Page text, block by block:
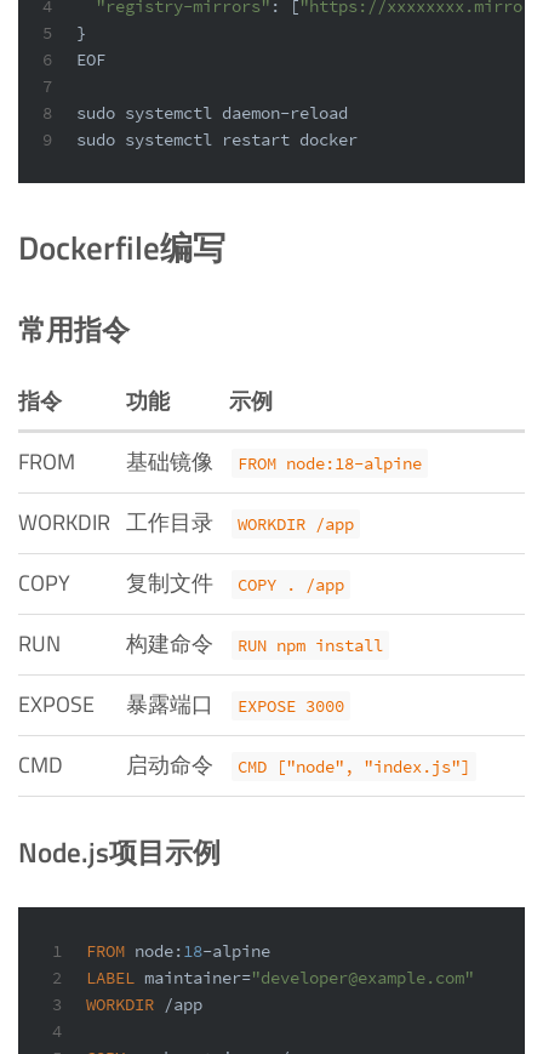
4
5
6
7
8
9
"registry-mirrors" : ["https://
}
EOF
sudo systemctl daemon-reload
sudo systemctl restart docker
Dockerfile编写
常用指令
指令 功能
示例
FROM
基础镜像 FROM node:18-alpine
WORKDIR 工作目录 WORKDIR /app
COPY 复制文件 COPY . /app
RUN 构建命令 RUN npm install
EXPOSE 暴露端口 EXPOSE 3000
CMD 启动命令 CMD ["node", "index.js"]
Node.js项目示例
1
2
3
4
FROM node: 18-alpine
LABEL
maintainer="developer@example.com"
WORKDIR /app